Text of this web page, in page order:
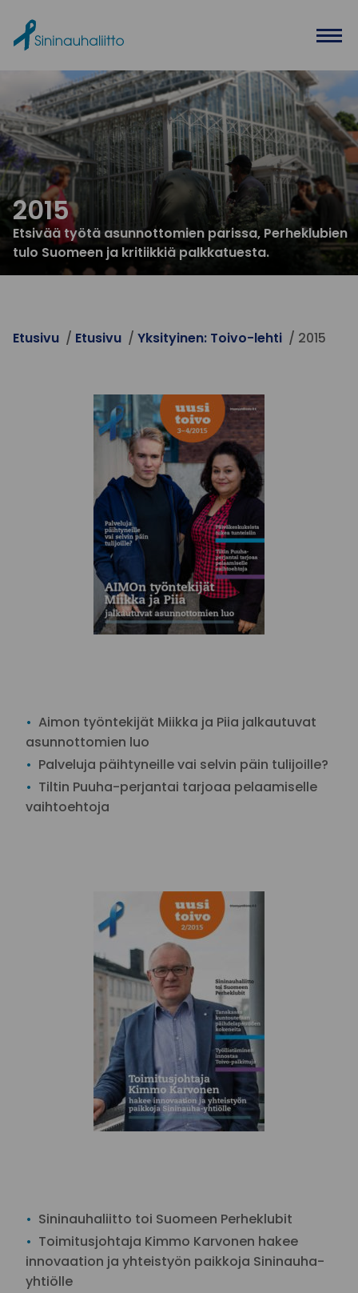
2015
Etsivää työtä asunnottomien parissa, Perheklubien
tulo Suomeen ja kritiikkiä palkkatuesta.
Etusivu Etusivu Yksityinen: Toivo-lehti 2015
Aimon työntekijät Miikka ja Piia jalkautuvat
asunnottomien luo
Palveluja päihtyneille vai selvin päin tulijoille?
Tiltin Puuha-perjantai tarjoaa pelaamiselle
vaihtoehtoja
Sininauhaliitto toi Suomeen Perheklubit
Toimitusjohtaja Kimmo Karvonen hakee
innovaation ja yhteistyön paikkoja Sininauha-
yhtiölle